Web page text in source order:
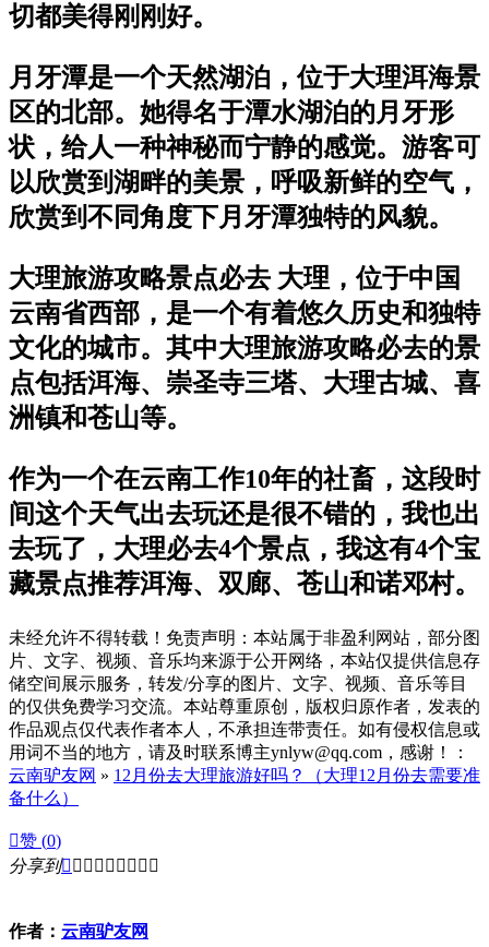
切都美得刚刚好。
月牙潭是一个天然湖泊，位于大理洱海景
区的北部。她得名于潭水湖泊的月牙形
状，给人一种神秘而宁静的感觉。游客可
以欣赏到湖畔的美景，呼吸新鲜的空气，
欣赏到不同角度下月牙潭独特的风貌。
大理旅游攻略景点必去 大理，位于中国
云南省西部，是一个有着悠久历史和独特
文化的城市。其中大理旅游攻略必去的景
点包括洱海、崇圣寺三塔、大理古城、喜
洲镇和苍山等。
作为一个在云南工作10年的社畜，这段时
间这个天气出去玩还是很不错的，我也出
去玩了，大理必去4个景点，我这有4个宝
藏景点推荐洱海、双廊、苍山和诺邓村。
未经允许不得转载！免责声明：本站属于非盈利网站，部分图
片、文字、视频、音乐均来源于公开网络，本站仅提供信息存
储空间展示服务，转发/分享的图片、文字、视频、音乐等目
的仅供免费学习交流。本站尊重原创，版权归原作者，发表的
作品观点仅代表作者本人，不承担连带责任。如有侵权信息或
用词不当的地方，请及时联系博主ynlyw@qq.com，感谢！：
云南驴友网 » 12月份去大理旅游好吗？（大理12月份去需要准
备什么）
赞 (0)
分享到        
作者： 云南驴友网